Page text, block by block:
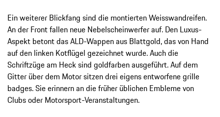
Ein weiterer Blickfang sind die montierten Weisswandreifen.
An der Front fallen neue Nebelscheinwerfer auf. Den Luxus-
Aspekt betont das ALD-Wappen aus Blattgold, das von Hand
auf den linken Kotflügel gezeichnet wurde. Auch die
Schriftzüge am Heck sind goldfarben ausgeführt. Auf dem
Gitter über dem Motor sitzen drei eigens entworfene grille
badges. Sie erinnern an die früher üblichen Embleme von
Clubs oder Motorsport-Veranstaltungen.